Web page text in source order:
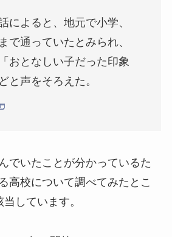
によると、地元で小学、
で通っていたとみられ、
おとなしい子だった印象
と声をそろえた。
でいたことが分かっているた
高校について調べてみたとこ
しています。